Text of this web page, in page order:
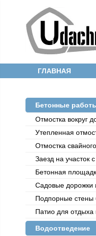
ГЛАВНАЯ
Бетонные
Отмостка вокруг
Утепленная
Отмостка
Заезд на участок
Бетонная
Садовые дорожки
Подпорные стены
Патио для отдыха
Водоотведение